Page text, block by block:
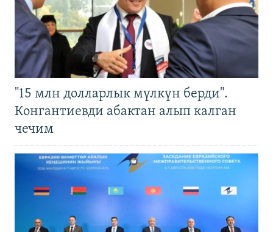
"15 млн долларлык мүлкүн берди".
Конгантиевди абактан алып калган
чечим